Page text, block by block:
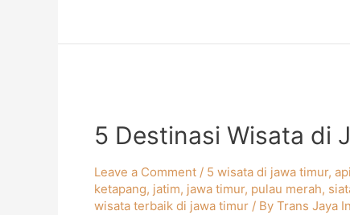
5 Destinasi Wisata di
Leave a Comment / 5 wisata di jawa timur,
ketapang, jatim, jawa timur, pulau merah,
wisata terbaik di jawa timur / By Trans Jaya